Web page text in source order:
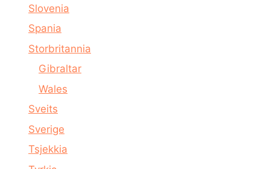
Slovenia
Spania
Storbritannia
Gibraltar
Wales
Sveits
Sverige
Tsjekkia